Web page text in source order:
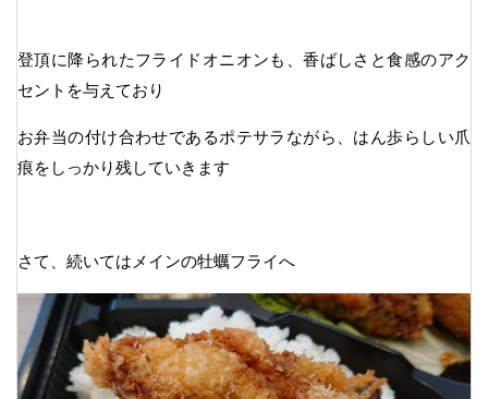
登頂に降られたフライドオニオンも、香ばしさと食感のアク
セントを与えており
お弁当の付け合わせであるポテサラながら、はん歩らしい爪
痕をしっかり残していきます
さて、続いてはメインの牡蠣フライへ